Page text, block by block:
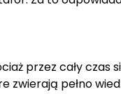
przez cały czas
zwierają pełno